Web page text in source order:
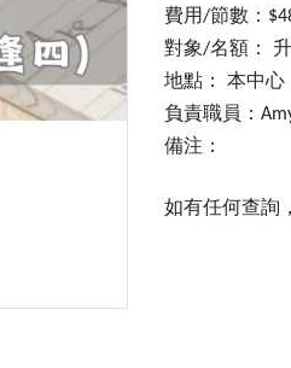
費用/節數：
對象/名額：
地點：
本中心
負責職員：
備注：
如有任何查詢